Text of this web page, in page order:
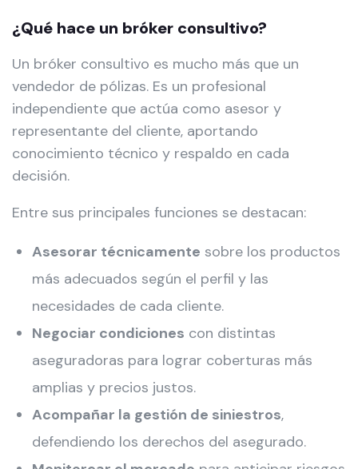
¿Qué hace un bróker consultivo?
Un bróker consultivo es mucho más que un
vendedor de pólizas. Es un profesional
independiente que actúa como asesor y
representante del cliente, aportando
conocimiento técnico y respaldo en cada
decisión.
Entre sus principales funciones se destacan:
Asesorar técnicamente sobre los productos
más adecuados según el perfil y las
necesidades de cada cliente.
Negociar condiciones con distintas
aseguradoras para lograr coberturas más
amplias y precios justos.
Acompañar la gestión de siniestros,
defendiendo los derechos del asegurado.